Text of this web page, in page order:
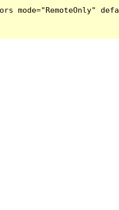
mode="RemoteOnly"